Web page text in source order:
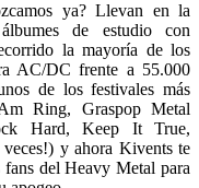
ya? Llevan en la
de estudio con
la mayoría de los
AC/DC frente a 55.000
de los festivales más
Ring, Graspop Metal
Hard, Keep It True,
y ahora Kivents te
del Heavy Metal para